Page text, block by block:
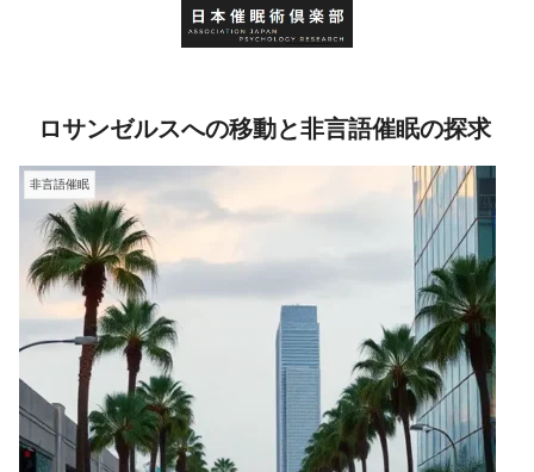
ロサンゼルスへの移動と非言語催眠の探求
非言語催眠